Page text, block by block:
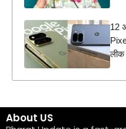
12
लीक
About US